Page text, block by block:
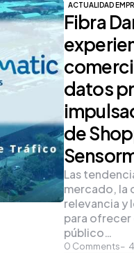
ACTUALIDAD
Fibra
datos
de
0 Comments 4
Las
mercado, la
relevancia y
para ofrecer
público…